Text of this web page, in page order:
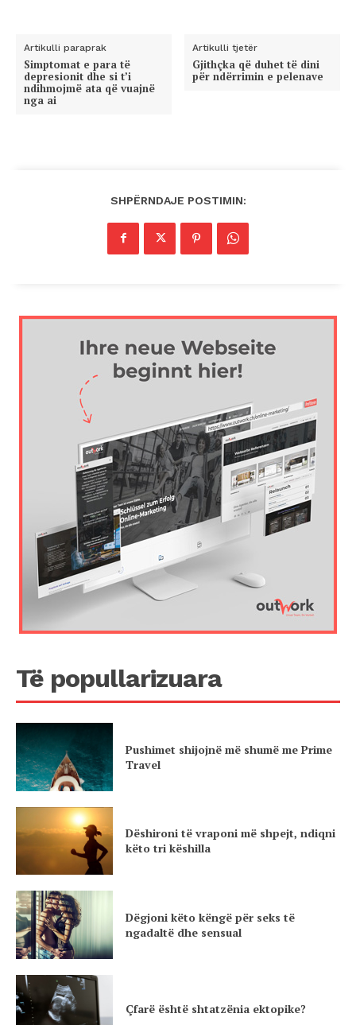
Artikulli paraprak
Simptomat e para të
depresionit dhe si t’i
ndihmojmë ata që vuajnë
nga ai
Artikulli tjetër
Gjithçka që duhet të dini
për ndërrimin e pelenave
SHPËRNDAJE POSTIMIN:
Të popullarizuara
Pushimet shijojnë më shumë me Prime
Travel
Dëshironi të vraponi më shpejt, ndiqni
këto tri këshilla
Dëgjoni këto këngë për seks të
ngadaltë dhe sensual
Çfarë është shtatzënia ektopike?